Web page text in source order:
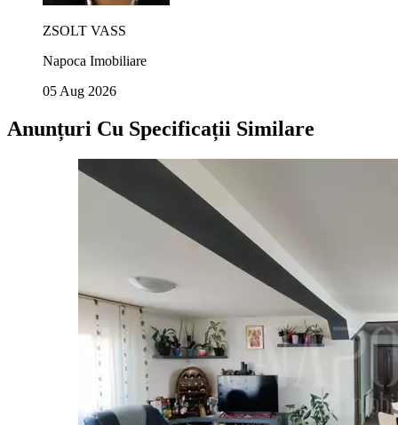
ZSOLT VASS
Napoca Imobiliare
05 Aug 2026
Anunțuri Cu Specificații Similare